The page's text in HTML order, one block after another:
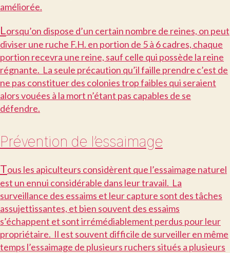
améliorée.
Lorsqu’on dispose d’un certain nombre de reines, on peut
diviser une ruche F.H. en portion de 5 à 6 cadres, chaque
portion recevra une reine, sauf celle qui possède la reine
régnante. La seule précaution qu’il faille prendre c’est de
ne pas constituer des colonies trop faibles qui seraient
alors vouées à la mort n’étant pas capables de se
défendre.
Prévention de l’essaimage
Tous les apiculteurs considèrent que l’essaimage naturel
est un ennui considérable dans leur travail. La
surveillance des essaims et leur capture sont des tâches
assujettissantes, et bien souvent des essaims
s’échappent et sont irrémédiablement perdus pour leur
propriétaire. Il est souvent difficile de surveiller en même
temps l’essaimage de plusieurs ruchers situés a plusieurs